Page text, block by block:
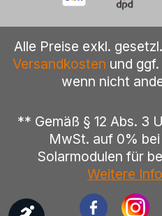
Alle Preise exkl.
Versandkosten und
wenn nicht
** Gemäß § 12 Abs. 3
MwSt. auf 0%
Solarmodulen für
Weitere
DNS
Werkzeugleiste